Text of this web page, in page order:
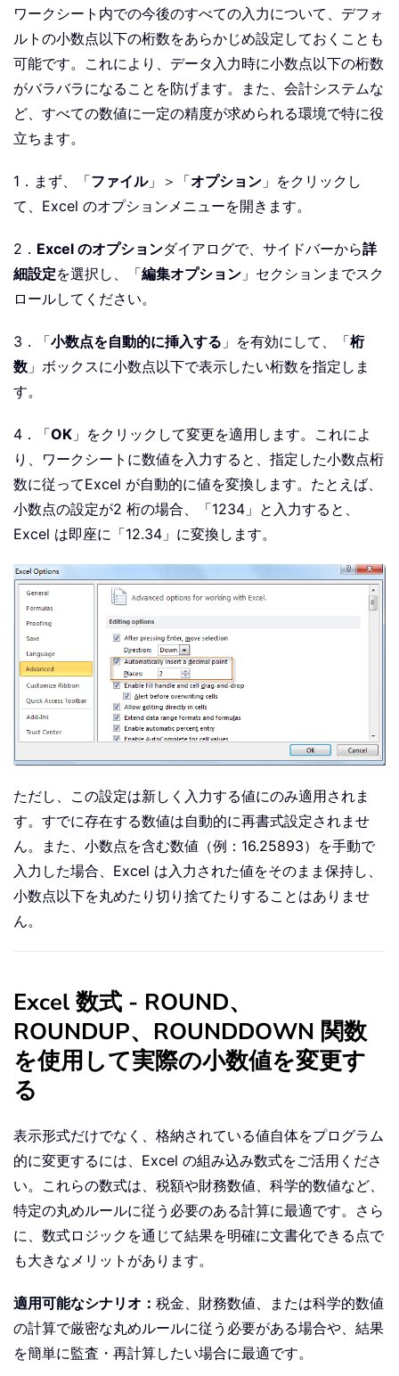
ワークシート内での今後のすべての入力について、デフォ
ルトの小数点以下の桁数をあらかじめ設定しておくことも
可能です。これにより、データ入力時に小数点以下の桁数
がバラバラになることを防げます。また、会計システムな
ど、すべての数値に一定の精度が求められる環境で特に役
立ちます。
1．まず、「ファイル」＞「オプション 」をクリックし
て、Excel のオプションメニューを開きます。
2． Excel のオプションダイアログで、サイドバーから詳
細設定を選択し、「編集オプション 」セクションまでスク
ロールしてください。
3．「小数点を自動的に挿入する 」を有効にして、「桁
数 」ボックスに小数点以下で表示したい桁数を指定しま
す。
4．「OK 」をクリックして変更を適用します。これによ
り、ワークシートに数値を入力すると、指定した小数点桁
数に従ってExcel が自動的に値を変換します。たとえば、
小数点の設定が2 桁の場合、「1234」と入力すると、
Excel は即座に「12.34」に変換します。
ただし、この設定は新しく入力する値にのみ適用されま
す。すでに存在する数値は自動的に再書式設定されませ
ん。また、小数点を含む数値（例：16.25893）を手動で
入力した場合、Excel は入力された値をそのまま保持し、
小数点以下を丸めたり切り捨てたりすることはありませ
ん。
Excel 数式 - ROUND、
ROUNDUP、ROUNDDOWN 関数
を使用して実際の小数値を変更す
る
表示形式だけでなく、格納されている値自体をプログラム
的に変更するには、Excel の組み込み数式をご活用くださ
い。これらの数式は、税額や財務数値、科学的数値など、
特定の丸めルールに従う必要のある計算に最適です。さら
に、数式ロジックを通じて結果を明確に文書化できる点で
も大きなメリットがあります。
適用可能なシナリオ： 税金、財務数値、または科学的数値
の計算で厳密な丸めルールに従う必要がある場合や、結果
を簡単に監査・再計算したい場合に最適です。